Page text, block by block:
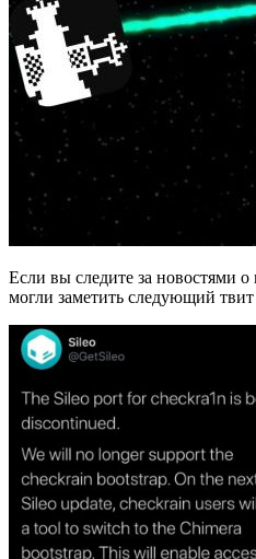
Если вы следите за новостями
могли заметить следующий